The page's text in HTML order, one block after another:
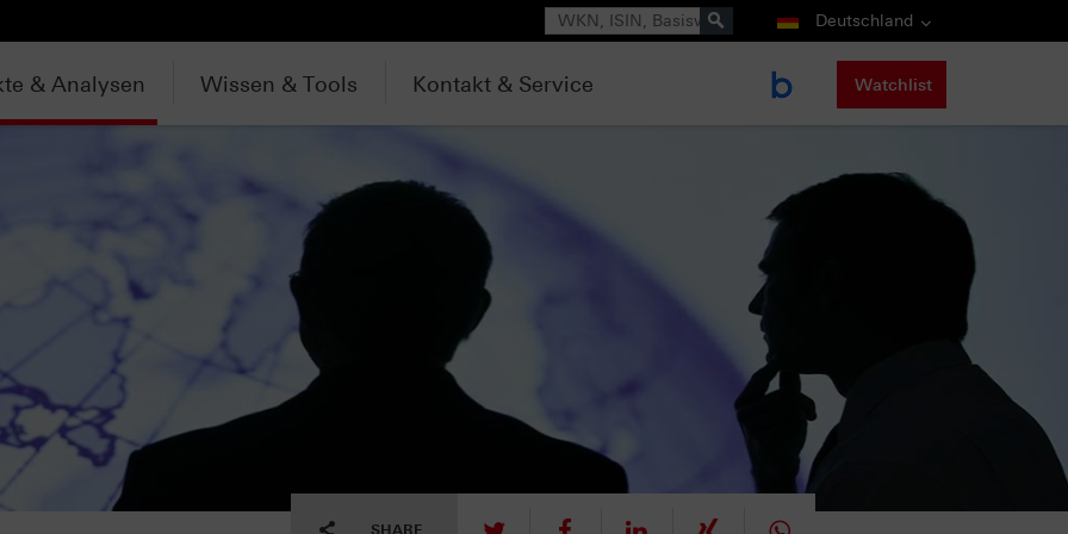
Suche Deutschland
& Analysen Wissen & Tools Kontakt & Service Watchlist
SHARE tweet mitteilen